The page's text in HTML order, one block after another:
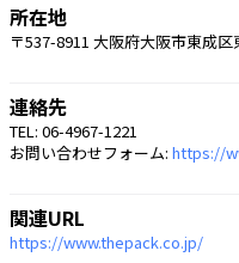
所在地
〒537-8911 大阪府大阪市東成
連絡先
TEL: 06-4967-1221
お問い合わせフォーム: https://
関連URL
https://www.thepack.co.jp/